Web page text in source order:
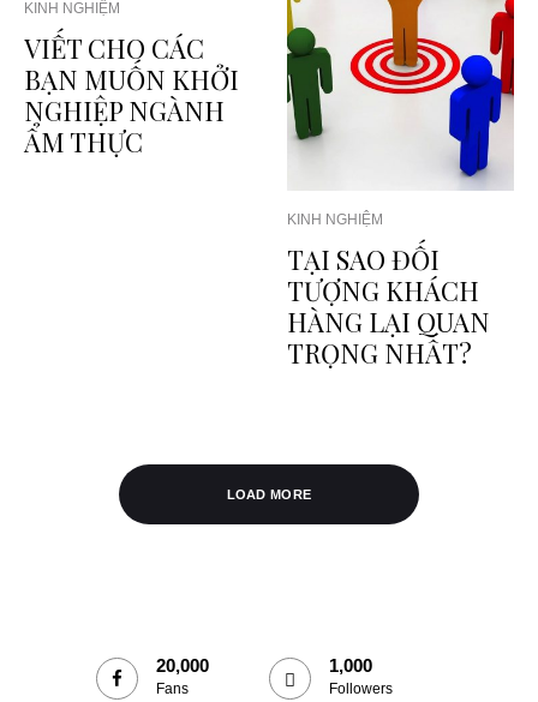
KINH NGHIỆM
VIẾT CHO CÁC
BẠN MUỐN KHỞI
NGHIỆP NGÀNH
ẨM THỰC
KINH NGHIỆM
TẠI SAO ĐỐI
TƯỢNG KHÁCH
HÀNG LẠI QUAN
TRỌNG NHẤT?
LOAD MORE
20,000
Fans
1,000
Followers